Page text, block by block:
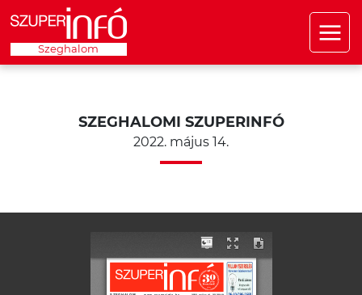
Szeghalom
SZEGHALOMI SZUPERINFÓ
2022. május 14.